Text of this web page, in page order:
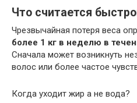
Что считается
Чрезвычайная потеря веса
более 1 кг в неделю в
Сначала может возникнуть
волос или более частое
Когда уходит жир а не вода?